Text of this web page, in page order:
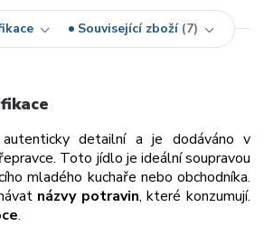
Související zboží 7
detailní a je dodáváno v
Toto jídlo je ideální soupravou
mladého kuchaře nebo obchodníka.
názvy potravin, které konzumují.
.